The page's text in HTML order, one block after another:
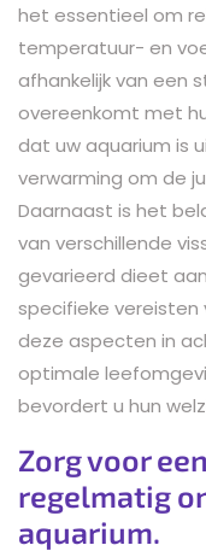
het essentieel om
temperatuur- en
afhankelijk van een
overeenkomt met
dat uw aquarium is
verwarming om de
Daarnaast is het
van verschillende
gevarieerd dieet
specifieke vereisten
deze aspecten in
optimale
bevordert u hun
Zorg voor
regelmatig
aquarium.